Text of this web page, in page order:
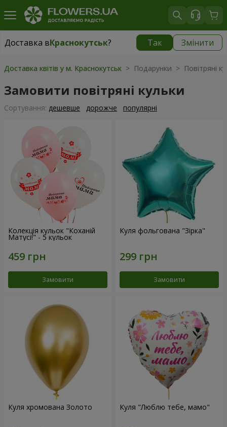
Доставка вКраснокутськ? Так Змінити
Доставка вКраснокутськ|
Доставка квітів у м. Краснокутськ > Подарунки > Повітряні
Замовити повітряні кульки
Сортування: дешевше дорожче популярні
Колекція кульок "Коханій
Матусі!" - 5 кульок
Замовити
Куля фольгована "Зірка"
Замовити
Куля хромована Золото Куля "Люблю тебе, мамо"